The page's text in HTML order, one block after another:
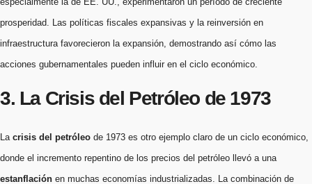
prosperidad. Las políticas fiscales expansivas y la reinversión en
infraestructura favorecieron la expansión, demostrando así cómo las
acciones gubernamentales pueden influir en el ciclo económico.
3. La Crisis del Petróleo de 1973
La crisis del petróleo de 1973 es otro ejemplo claro de un ciclo económico,
donde el incremento repentino de los precios del petróleo llevó a una
estanflación en muchas economías industrializadas. La combinación de